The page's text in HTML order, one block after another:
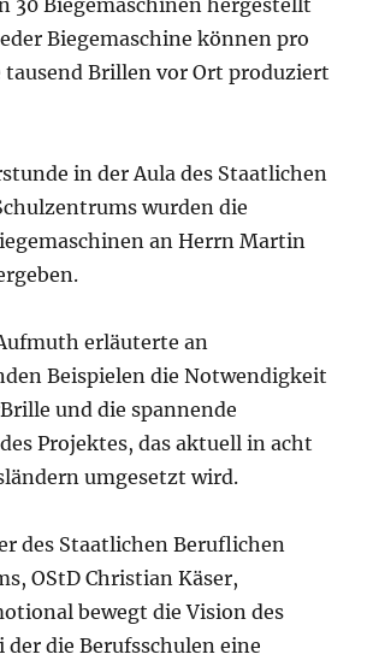
Biegemaschine können pro
tausend Brillen vor Ort produziert
in der Aula des Staatlichen
wurden die
an Herrn Martin
erläuterte an
Beispielen die Notwendigkeit
und die spannende
Projektes, das aktuell in acht
umgesetzt wird.
des Staatlichen Beruflichen
OStD Christian Käser,
bewegt die Vision des
der die Berufsschulen eine